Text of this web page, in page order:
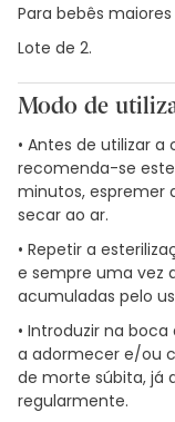
Para bebês maiores
Lote de 2.
Modo de
• Antes de utilizar
recomenda-se
minutos, espremer
secar ao ar.
• Repetir a
e sempre uma vez
acumuladas pelo
• Introduzir na
a adormecer e/ou
de morte súbita, já
regularmente.